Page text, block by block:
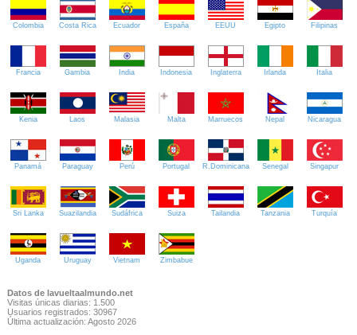
Colombia Costa Rica Ecuador España EEUU Egipto Filipinas
Francia Gambia India Indonesia Inglaterra Irlanda Italia
Kenia Laos Malasia Malta Marruecos Nepal Nicaragua
Panamá Paraguay Perú Portugal R.Dominicana Senegal Singapur
Sri Lanka Suazilandia Sudáfrica Suiza Tailandia Tanzania Turquía
Uganda Uruguay Vietnam Zimbabue
Datos de lavueltaalmundo.net
Visitas únicas diarias: 1.500
Usuarios registrados: 30967
Última actualización: Agosto 2026